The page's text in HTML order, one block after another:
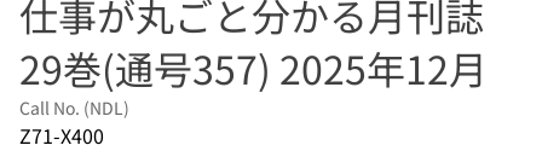
仕事が丸ごと分かる月刊誌
29巻(通号357) 2025年12月
Call No. (NDL)
Z71-X400